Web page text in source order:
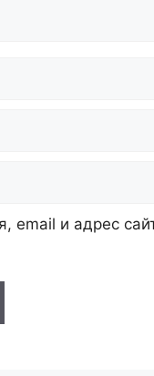
email и адрес